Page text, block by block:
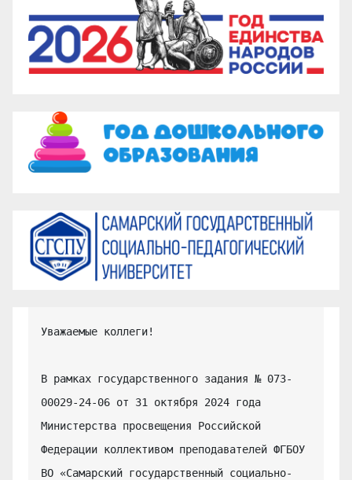
Уважаемые коллеги!
В рамках государственного задания № 073-
00029-24-06 от 31 октября 2024 года
Министерства просвещения Российской
Федерации коллективом преподавателей ФГБОУ
ВО «Самарский государственный социально-